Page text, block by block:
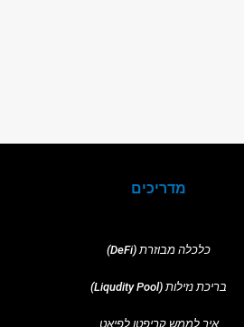
מדריכים
כלכלה מבוזרת (DeFi)
בריכת נזילות (Liqudity Pool)
איך לממש קריפטו לפיאט